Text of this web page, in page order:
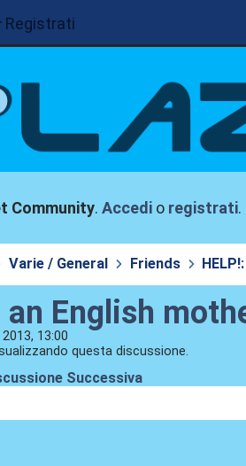
Registrati
Community.Accedi o registrati.
Varie / General Friends
an English
13:00
questa discussione.
Successiva